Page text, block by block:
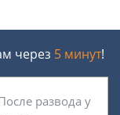
через 5 минут!